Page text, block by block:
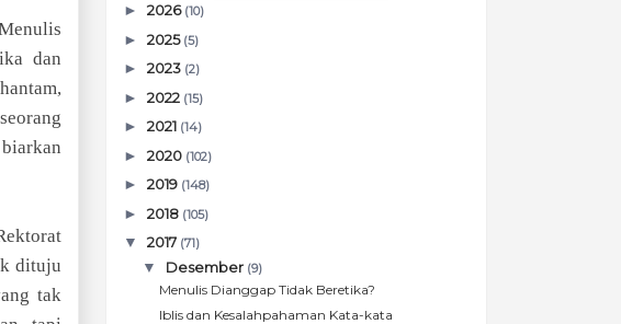
dan
dituju
tak
►2026 (10)
►2025 (5)
►2023 (2)
►2022 (15)
►2021 (14)
►2020 (102)
►2019 (148)
►2018 (105)
▼2017 (71)
▼ Desember (9)
Menulis Dianggap Tidak Beretika?
Iblis dan Kesalahpahaman Kata-kata